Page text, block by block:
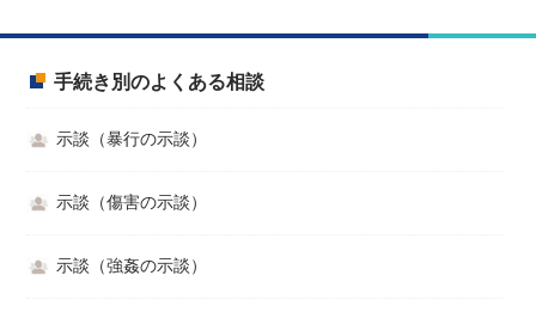
手続き別のよくある相談
示談（暴行の示談）
示談（傷害の示談）
示談（強姦の示談）